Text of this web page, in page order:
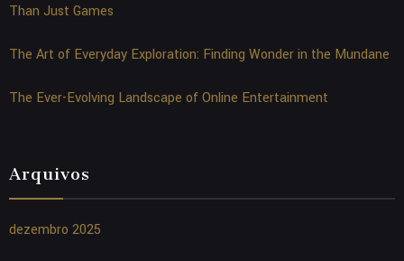
Than Just Games
The Art of Everyday Exploration: Finding Wonder in the Mundane
The Ever-Evolving Landscape of Online Entertainment
Arquivos
dezembro 2025